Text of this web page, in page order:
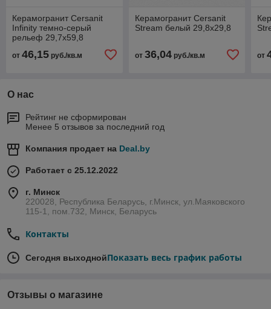
Керамогранит Cersanit
Infinity темно-серый
рельеф 29,7x59,8
от 46,15 руб./кв.м
Керамогранит Cersanit
Stream белый 29,8x29,8
от 36,04руб./кв.м от
О нас
Рейтинг не сформирован
Менее 5 отзывов за последний год
Компания продает на Deal.by
Работает с 25.12.2022
г. Минск
220028, Республика Беларусь, г.Минск, ул.Маяковского
115-1, пом.732, Минск, Беларусь
Контакты
Сегодня выходнойПоказать весь график работы
Отзывы о магазине